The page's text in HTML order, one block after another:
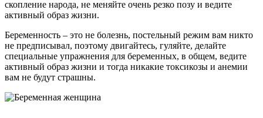
скопление народа, не меняйте очень резко позу и ведите
активный образ жизни.
Беременность – это не болезнь, постельный режим вам никто
не предписывал, поэтому двигайтесь, гуляйте, делайте
специальные упражнения для беременных, в общем, ведите
активный образ жизни и тогда никакие токсикозы и анемии
вам не будут страшны.